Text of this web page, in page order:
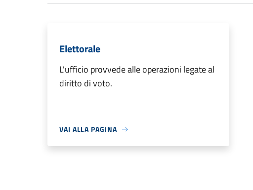
Elettorale
L'ufficio provvede alle operazioni legate al
diritto di voto.
VAI ALLA PAGINA